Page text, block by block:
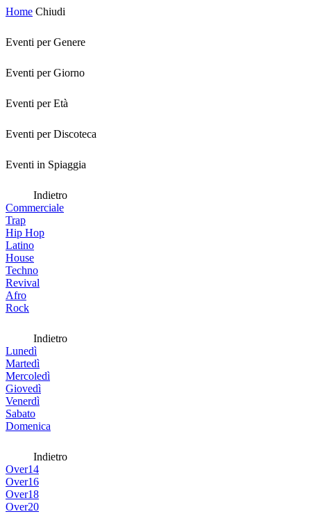
Home Chiudi
Eventi per Genere
Eventi per Giorno
Eventi per Età
Eventi per Discoteca
Eventi in Spiaggia
Indietro
Commerciale
Trap
Hip Hop
Latino
House
Techno
Revival
Afro
Rock
Indietro
Lunedì
Martedì
Mercoledì
Giovedì
Venerdì
Sabato
Domenica
Indietro
Over14
Over16
Over18
Over20